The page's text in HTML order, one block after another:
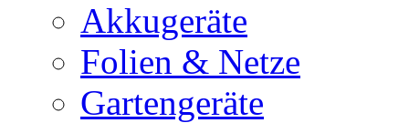
Akkugeräte
Folien & Netze
Gartengeräte